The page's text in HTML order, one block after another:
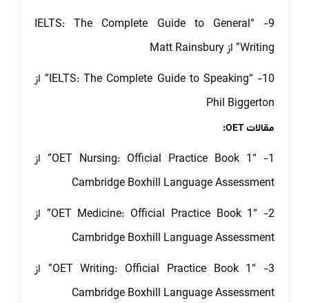
9- “IELTS: The Complete Guide to General
Writing” از Matt Rainsbury
10- “IELTS: The Complete Guide to Speaking” از
Phil Biggerton
مقالات OET:
1- “OET Nursing: Official Practice Book 1” از
Cambridge Boxhill Language Assessment
2- “OET Medicine: Official Practice Book 1” از
Cambridge Boxhill Language Assessment
3- “OET Writing: Official Practice Book 1” از
Cambridge Boxhill Language Assessment